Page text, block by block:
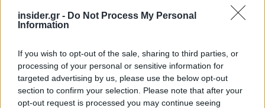
insider.gr - Do Not Process My Personal
Information
If you wish to opt-out of the sale, sharing to third parties, or
processing of your personal or sensitive information for
targeted advertising by us, please use the below opt-out
section to confirm your selection. Please note that after your
opt-out request is processed you may continue seeing
Οικονομολόγοι που συμμετείχαν σε έρευνα του
Reuters είχαν προβλέψει 225.000 αιτήσεις για